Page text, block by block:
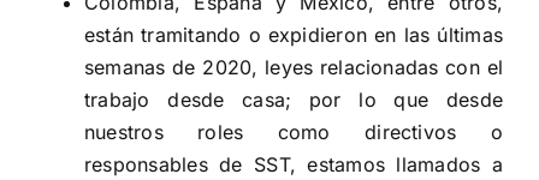
están tramitando o expidieron en las últimas
semanas de 2020, leyes relacionadas con el
trabajo desde casa; por lo que desde
nuestros roles como directivos o
responsables de SST, estamos llamados a